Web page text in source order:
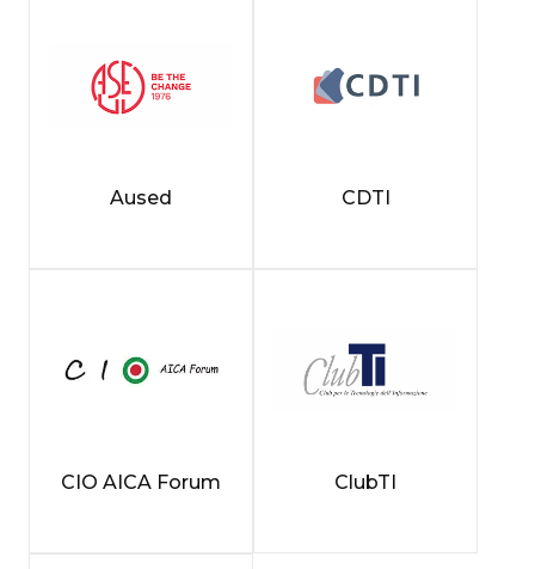
Aused CDTI
CIO AICA Forum ClubTI